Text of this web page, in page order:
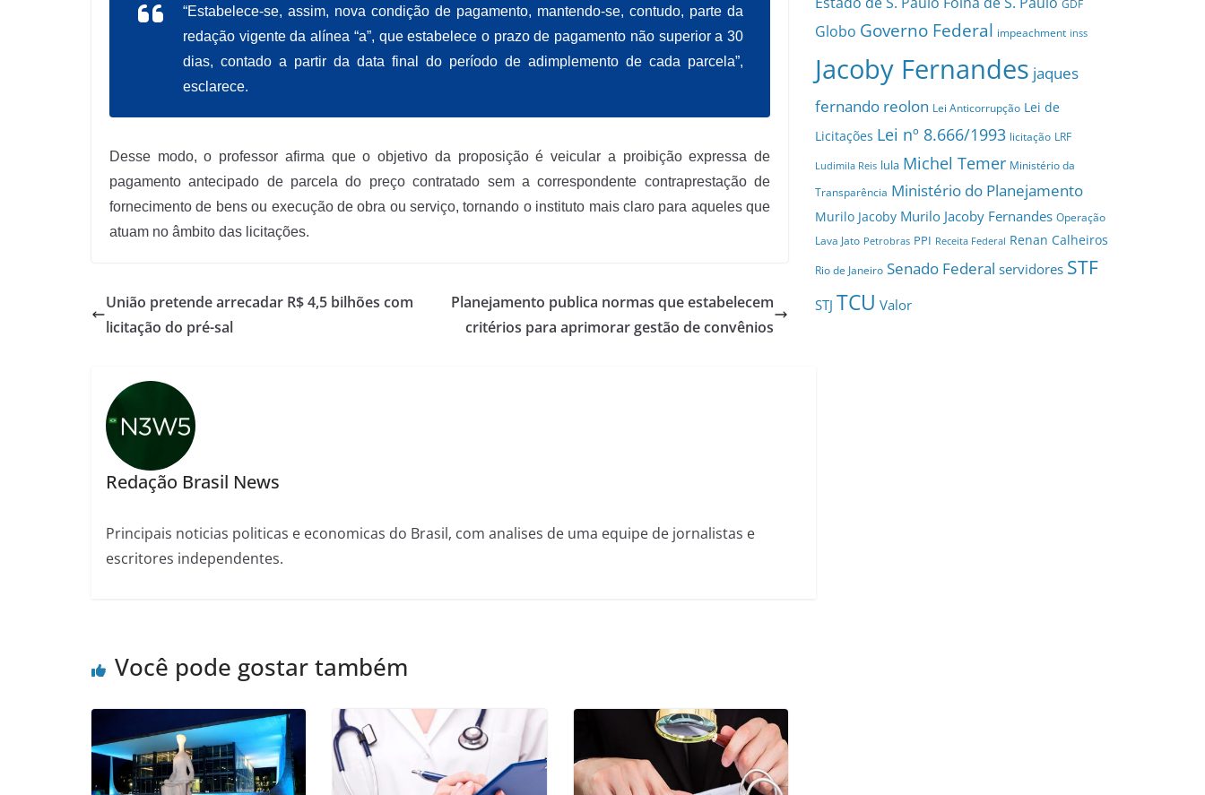
“Estabelece-se, assim, nova condição de pagamento, mantendo-se, contudo, parte da
redação vigente da alínea “a”, que estabelece o prazo de pagamento não superior a 30
dias, contado a partir da data final do período de adimplemento de cada parcela”,
esclarece.
Desse modo, o professor afirma que o objetivo da proposição é veicular a proibição expressa de
pagamento antecipado de parcela do preço contratado sem a correspondente contraprestação de
fornecimento de bens ou execução de obra ou serviço, tornando o instituto mais claro para aqueles que
atuam no âmbito das licitações.
União pretende arrecadar R$ 4,5 bilhões com
licitação do pré-sal
Planejamento publica normas que estabelecem
critérios para aprimorar gestão de convênios
Redação Brasil News
Principais noticias politicas e economicas do Brasil, com analises de uma equipe de jornalistas e
escritores independentes.
Você pode gostar também
GDF
Globo Governo Federal impeachment inss
Jacoby Fernandes jaques
fernando reolon Lei Anticorrupção Lei de
Licitações Lei nº 8.666/1993 licitação LRF
Ludimila Reis lula Michel Temer Ministério da
Transparência Ministério do Planejamento
Murilo Jacoby Murilo Jacoby Fernandes Operação
Lava Jato Petrobras PPI Receita Federal Renan Calheiros
Rio de Janeiro Senado Federal servidores STF
STJ TCU Valor